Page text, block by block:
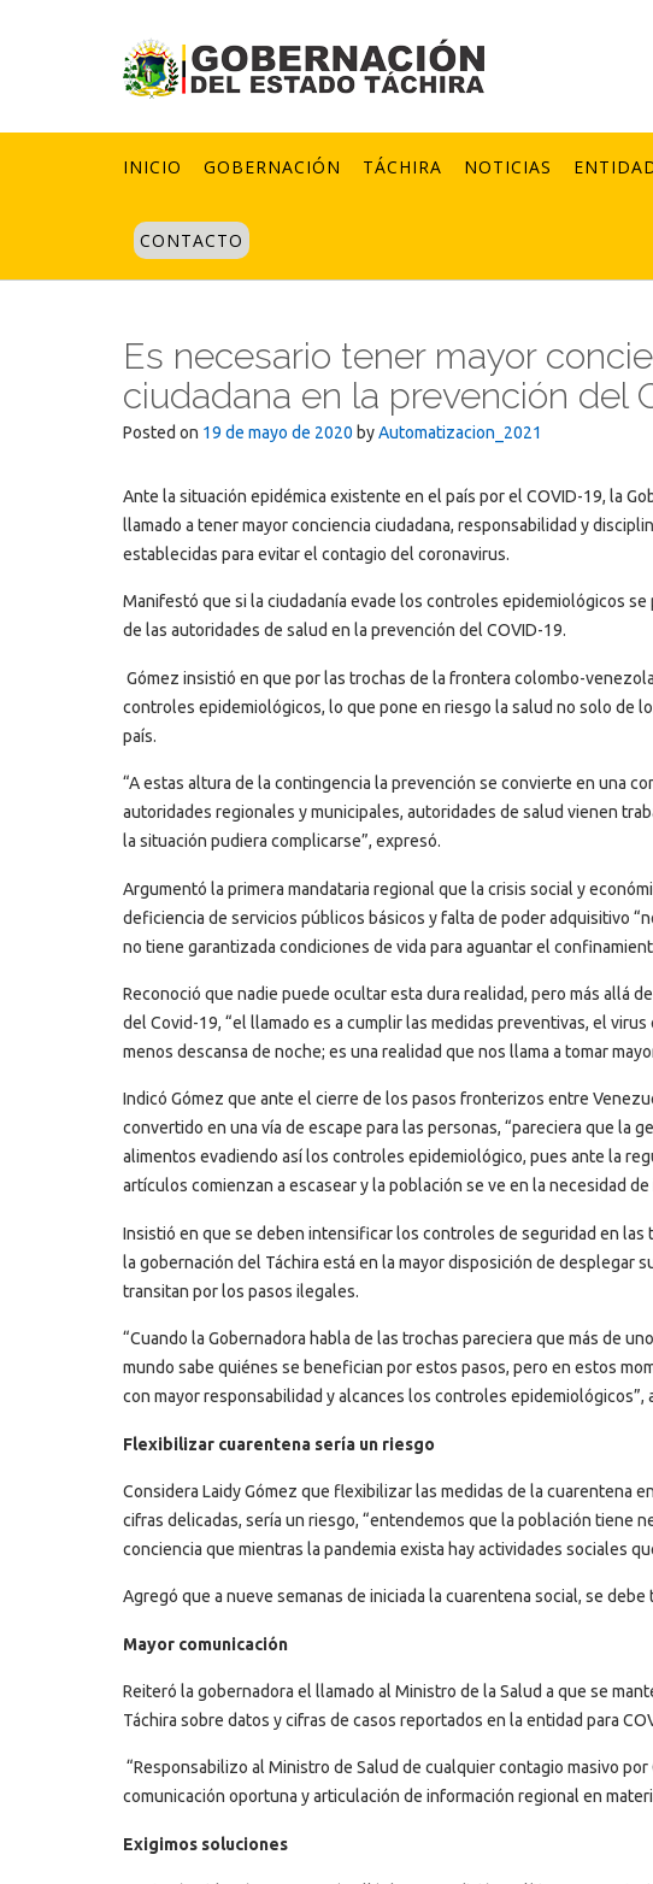
INICIO GOBERNACIÓN TÁCHIRA NOTICIAS
CONTACTO
Es necesario tener mayor
ciudadana en la prevención del
Posted on 19 de mayo de 2020 byAutomatizacion_2021
Ante la situación epidémica existente en el país por el COVID-19, la
llamado a tener mayor conciencia ciudadana, responsabilidad y
establecidas para evitar el contagio del coronavirus.
Manifestó que si la ciudadanía evade los controles epidemiológicos
de las autoridades de salud en la prevención del COVID-19.
Gómez insistió en que por las trochas de la frontera colombo-
controles epidemiológicos, lo que pone en riesgo la salud no solo de
país.
“A estas altura de la contingencia la prevención se convierte en una
autoridades regionales y municipales, autoridades de salud vienen
la situación pudiera complicarse”, expresó.
Argumentó la primera mandataria regional que la crisis social y
deficiencia de servicios públicos básicos y falta de poder adquisitivo
no tiene garantizada condiciones de vida para aguantar el
Reconoció que nadie puede ocultar esta dura realidad, pero más allá
del Covid-19, “el llamado es a cumplir las medidas preventivas, el
menos descansa de noche; es una realidad que nos llama a tomar
Indicó Gómez que ante el cierre de los pasos fronterizos entre
convertido en una vía de escape para las personas, “pareciera que la
alimentos evadiendo así los controles epidemiológico, pues ante la
artículos comienzan a escasear y la población se ve en la necesidad de
Insistió en que se deben intensificar los controles de seguridad en las
la gobernación del Táchira está en la mayor disposición de desplegar
transitan por los pasos ilegales.
“Cuando la Gobernadora habla de las trochas pareciera que más de
mundo sabe quiénes se benefician por estos pasos, pero en estos
con mayor responsabilidad y alcances los controles epidemiológicos”,
Flexibilizar cuarentena sería un riesgo
Considera Laidy Gómez que flexibilizar las medidas de la cuarentena
cifras delicadas, sería un riesgo, “entendemos que la población tiene
conciencia que mientras la pandemia exista hay actividades sociales
Agregó que a nueve semanas de iniciada la cuarentena social, se
Mayor comunicación
Reiteró la gobernadora el llamado al Ministro de la Salud a que se
Táchira sobre datos y cifras de casos reportados en la entidad para
“Responsabilizo al Ministro de Salud de cualquier contagio masivo
comunicación oportuna y articulación de información regional en
Exigimos soluciones